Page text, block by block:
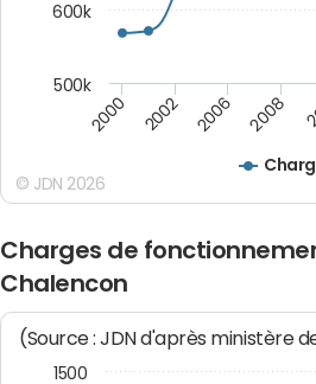
2000 2002 2006 2008
600k
500k
© JDN 2026
Charges de
Chalencon
(Source : JDN d'après ministère
1500